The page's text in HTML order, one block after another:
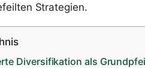
Strategien.
Diversifikation als